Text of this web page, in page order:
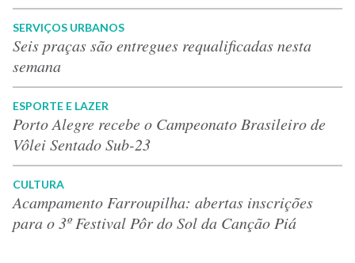
SERVIÇOS URBANOS
Seis praças são entregues requalificadas nesta
semana
ESPORTE E LAZER
Porto Alegre recebe o Campeonato Brasileiro de
Vôlei Sentado Sub-23
CULTURA
Acampamento Farroupilha: abertas inscrições
para o 3º Festival Pôr do Sol da Canção Piá